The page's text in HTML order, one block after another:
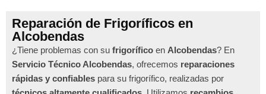
Reparación de Frigoríficos en
Alcobendas
¿Tiene problemas con su frigorífico en Alcobendas? En
Servicio Técnico Alcobendas, ofrecemos reparaciones
rápidas y confiables para su frigorífico, realizadas por